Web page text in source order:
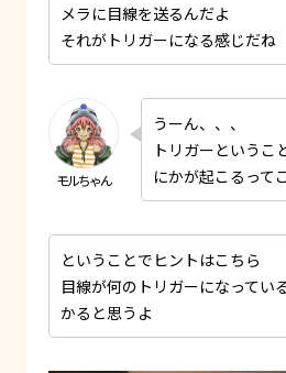
メラに目線を送るんだよ
それがトリガーになる感じだね
うーん、、、
トリガーというこ
にかが起こるって
ということでヒントはこちら
目線が何のトリガーになってい
かると思うよ